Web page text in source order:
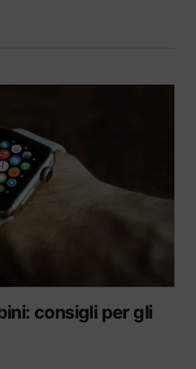
consigli per gli